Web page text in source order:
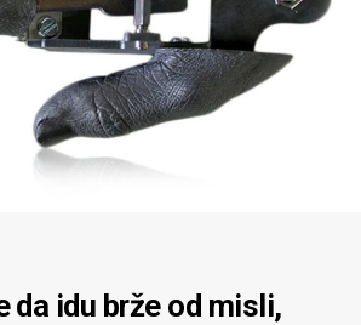
da idu brže od misli,